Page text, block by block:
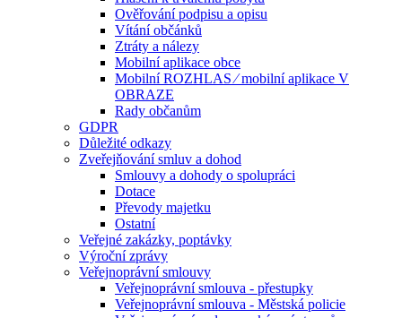
Ověřování podpisu a opisu
Vítání občánků
Ztráty a nálezy
Mobilní aplikace obce
Mobilní ROZHLAS ⁄ mobilní aplikace V
OBRAZE
Rady občanům
GDPR
Důležité odkazy
Zveřejňování smluv a dohod
Smlouvy a dohody o spolupráci
Dotace
Převody majetku
Ostatní
Veřejné zakázky, poptávky
Výroční zprávy
Veřejnoprávní smlouvy
Veřejnoprávní smlouva - přestupky
Veřejnoprávní smlouva - Městská policie